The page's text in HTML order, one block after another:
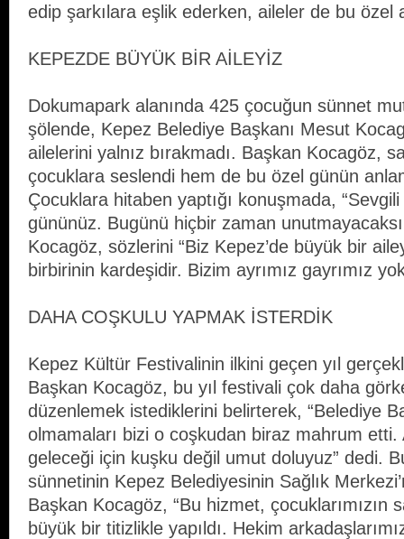
edip şarkılara eşlik ederken, aileler de bu özel
KEPEZDE BÜYÜK BİR AİLEYİZ
Dokumapark alanında 425 çocuğun sünnet
şölende, Kepez Belediye Başkanı Mesut
ailelerini yalnız bırakmadı. Başkan Kocagöz,
çocuklara seslendi hem de bu özel günün
Çocuklara hitaben yaptığı konuşmada,
gününüz. Bugünü hiçbir zaman
Kocagöz, sözlerini “Biz Kepez’de büyük bir
birbirinin kardeşidir. Bizim ayrımız gayrımız
DAHA COŞKULU YAPMAK İSTERDİK
Kepez Kültür Festivalinin ilkini geçen yıl
Başkan Kocagöz, bu yıl festivali çok daha
düzenlemek istediklerini belirterek, “Belediye
olmamaları bizi o coşkudan biraz mahrum
geleceği için kuşku değil umut doluyuz” dedi.
sünnetinin Kepez Belediyesinin Sağlık
Başkan Kocagöz, “Bu hizmet, çocuklarımızın
büyük bir titizlikle yapıldı. Hekim